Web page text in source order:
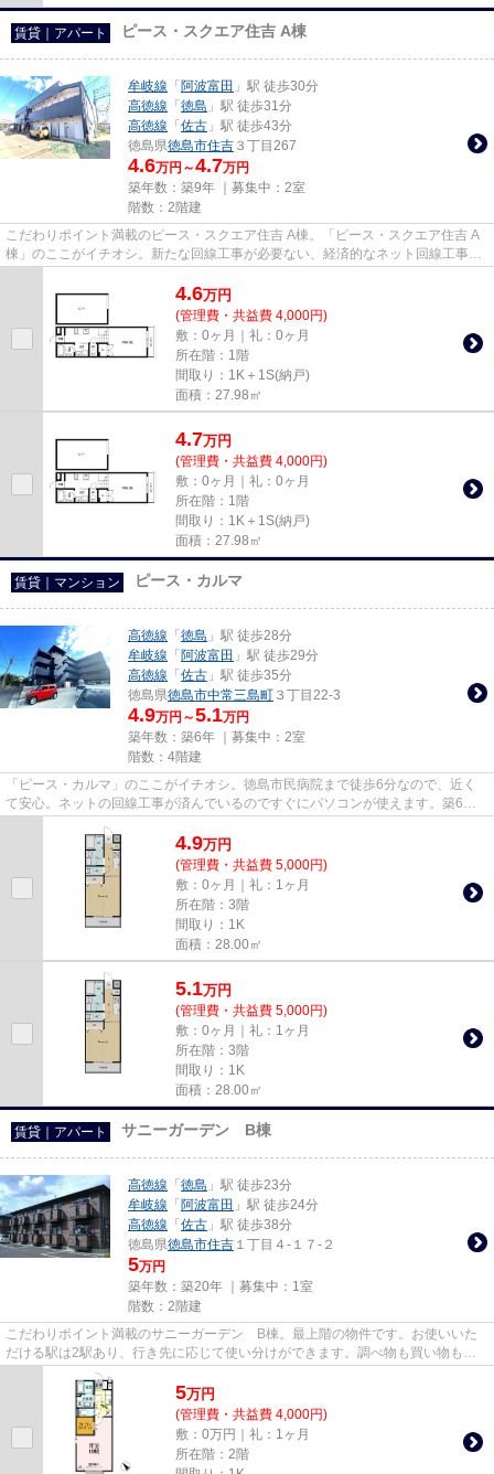
賃貸｜アパート ピース・スクエア住吉 A棟
牟岐線 「 阿波富田 」駅 徒歩30分
高徳線 「 徳島 」駅 徒歩31分
高徳線 「 佐古 」駅 徒歩43分
徳島県徳島市住吉 ３丁目267
4.6万円～4.7万円
築年数：築9年 ｜募集中： 2室
階数：2階建
こだわりポイント満載のピース・スクエア住吉 A棟。「ピース・スクエア住吉 A
棟」のここがイチオシ。新たな回線工事が必要ない、経済的なネット回線工事済
4.6万円
(管理費・共益費 4,000円)
敷：0ヶ月｜礼：0ヶ月
所在階：1階
間取り：1K＋1S(納戸)
面積：27.98㎡
4.7万円
(管理費・共益費 4,000円)
敷：0ヶ月｜礼：0ヶ月
所在階：1階
間取り：1K＋1S(納戸)
面積：27.98㎡
賃貸｜マンション ピース・カルマ
高徳線 「 徳島 」駅 徒歩28分
牟岐線 「 阿波富田 」駅 徒歩29分
高徳線 「 佐古 」駅 徒歩35分
徳島県徳島市中常三島町 ３丁目22-3
4.9万円～5.1万円
築年数：築6年 ｜募集中： 2室
階数：4階建
「ピース・カルマ」のここがイチオシ。徳島市民病院まで徒歩6分なので、近く
て安心。ネットの回線工事が済んでいるのですぐにパソコンが使えます。築6年
4.9万円
(管理費・共益費 5,000円)
敷：0ヶ月｜礼：1ヶ月
所在階：3階
間取り：1K
面積：28.00㎡
5.1万円
(管理費・共益費 5,000円)
敷：0ヶ月｜礼：1ヶ月
所在階：3階
間取り：1K
面積：28.00㎡
賃貸｜アパート サニーガーデン B棟
高徳線 「 徳島 」駅 徒歩23分
牟岐線 「 阿波富田 」駅 徒歩24分
高徳線 「 佐古 」駅 徒歩38分
徳島県徳島市住吉 １丁目４-１７-２
5万円
築年数：築20年 ｜募集中： 1室
階数：2階建
こだわりポイント満載のサニーガーデン B棟。最上階の物件です。お使いいた
だける駅は2駅あり、行き先に応じて使い分けができます。調べ物も買い物もパ
ソコン一台で。インターネット...
5万円
(管理費・共益費 4,000円)
敷：0万円｜礼：1ヶ月
所在階：2階